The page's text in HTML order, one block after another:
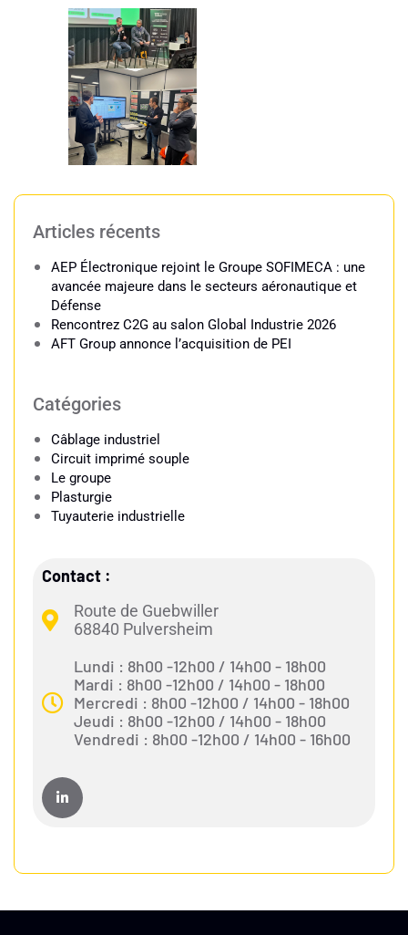
Articles récents
AEP Électronique rejoint le Groupe SOFIMECA : une
avancée majeure dans le secteurs aéronautique et
Défense
Rencontrez C2G au salon Global Industrie 2026
AFT Group annonce l’acquisition de PEI
Catégories
Câblage industriel​
Circuit imprimé souple
Le groupe
Plasturgie
Tuyauterie industrielle​
Contact :
Route de Guebwiller
68840 Pulversheim
Lundi : 8h00 -12h00 / 14h00 - 18h00
Mardi : 8h00 -12h00 / 14h00 - 18h00
Mercredi : 8h00 -12h00 / 14h00 - 18h00
Jeudi : 8h00 -12h00 / 14h00 - 18h00
Vendredi : 8h00 -12h00 / 14h00 - 16h00